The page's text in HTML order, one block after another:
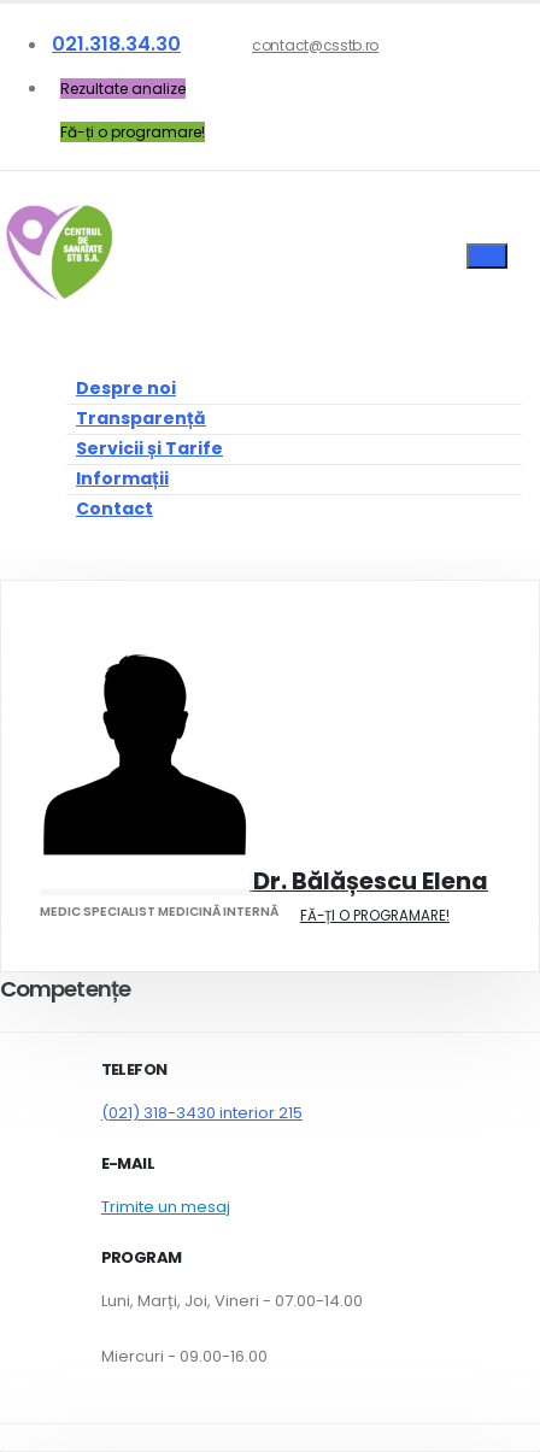
021.318.34.30 contact@csstb.ro
Rezultate analize
Fă-ți o programare!
Despre noi
Transparență
Servicii și Tarife
Informații
Contact
Dr. Bălășescu Elena
MEDIC SPECIALIST MEDICINĂ INTERNĂ FĂ-ȚI O PROGRAMARE!
Competențe
TELEFON
(021) 318-3430 interior 215
E-MAIL
Trimite un mesaj
PROGRAM
Luni, Marți, Joi, Vineri - 07.00-14.00
Miercuri - 09.00-16.00